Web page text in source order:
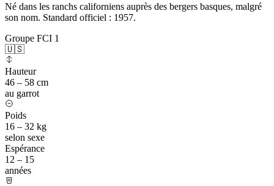
Né dans les ranchs californiens auprès des bergers basques, malgré
son nom. Standard officiel : 1957.
Groupe FCI 1
🇺🇸
Hauteur
46 – 58 cm
au garrot
Poids
16 – 32 kg
selon sexe
Espérance
12 – 15
années